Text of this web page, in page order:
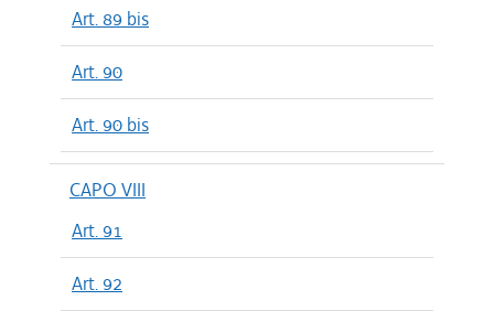
Art. 89 bis
Art. 90
Art. 90 bis
CAPO VIII
Art. 91
Art. 92